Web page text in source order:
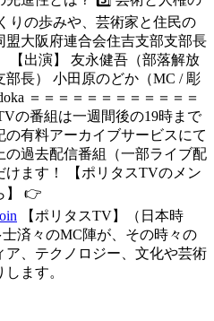
りの歩みや、芸術家と住民の
大阪府連合会住吉支部支部長
【出演】 友永健吾（部落解放
長） 小田原のどか（MC / 彫
＝＝＝＝＝＝＝＝＝＝＝＝
の番組は一週間後の19時まで
の有料アーカイブサービスにて
の過去配信番組（一部ライブ配
ます！ 【ポリタスTVのメン
】 👉
【ポリタスTV】（日本時
済々のMC陣が、その時々の
、テクノロジー、文化や芸術
ます。